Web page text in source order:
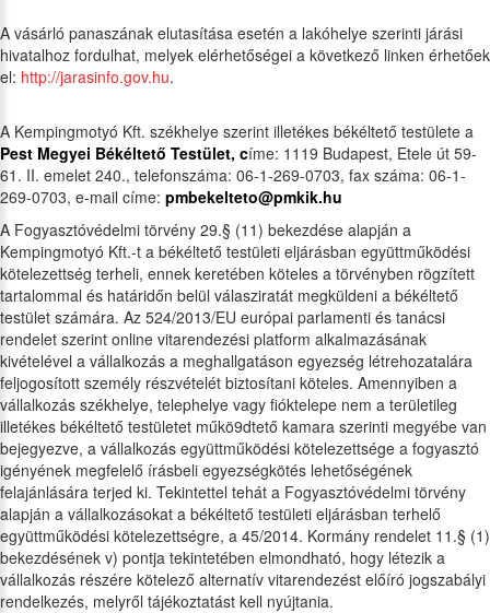
A vásárló panaszának elutasítása esetén a lakóhelye szerinti járási
hivatalhoz fordulhat, melyek elérhetőségei a következő linken érhetőek
el: http://jarasinfo.gov.hu.
A Kempingmotyó Kft. székhelye szerint illetékes békéltető testülete a
Pest Megyei Békéltető Testület, címe: 1119 Budapest, Etele út 59-
61. II. emelet 240., telefonszáma: 06-1-269-0703, fax száma: 06-1-
269-0703, e-mail címe: pmbekelteto@pmkik.hu
A Fogyasztóvédelmi törvény 29.§ (11) bekezdése alapján a
Kempingmotyó Kft.-t a békéltető testületi eljárásban együttműködési
kötelezettség terheli, ennek keretében köteles a törvényben rögzített
tartalommal és határidőn belül válasziratát megküldeni a békéltető
testület számára. Az 524/2013/EU európai parlamenti és tanácsi
rendelet szerint online vitarendezési platform alkalmazásának
kivételével a vállalkozás a meghallgatáson egyezség létrehozatalára
feljogosított személy részvételét biztosítani köteles. Amennyiben a
vállalkozás székhelye, telephelye vagy fióktelepe nem a területileg
illetékes békéltető testületet műkö9dtető kamara szerinti megyébe van
bejegyezve, a vállalkozás együttműködési kötelezettsége a fogyasztó
igényének megfelelő írásbeli egyezségkötés lehetőségének
felajánlására terjed ki. Tekintettel tehát a Fogyasztóvédelmi törvény
alapján a vállalkozásokat a békéltető testületi eljárásban terhelő
együttműködési kötelezettségre, a 45/2014. Kormány rendelet 11.§ (1)
bekezdésének v) pontja tekintetében elmondható, hogy létezik a
vállalkozás részére kötelező alternatív vitarendezést előíró jogszabályi
rendelkezés, melyről tájékoztatást kell nyújtania.